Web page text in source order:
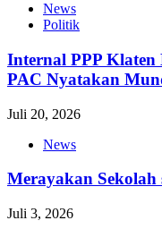
News
Politik
Internal PPP Klaten
PAC Nyatakan
Juli 20, 2026
News
Merayakan Sekolah
Juli 3, 2026